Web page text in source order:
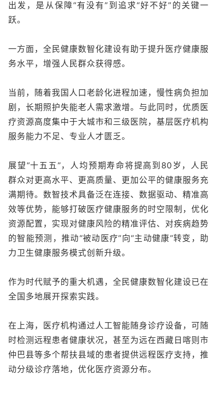
出发，是从保障“有没有”到追求“好不好”的关键一
跃。
一方面，全民健康数智化建设有助于提升医疗健康服
务水平，增强人民群众获得感。
当前，随着我国人口老龄化进程加速，慢性病负担加
剧，长期照护失能老人需求激增。与此同时，优质医
疗资源高度集中于大城市和三级医院，基层医疗机构
服务能力不足、专业人才匮乏。
展望“十五五”，人均预期寿命将提高到80岁，人民
群众对更高水平、更高质量、更加公平的健康服务充
满期待。数智技术具备泛在连接、数据驱动、精准高
效等优势，能够打破医疗健康服务的时空限制，优化
资源配置，实现对健康风险的精准评估、对疾病趋势
的智能预测，推动“被动医疗”向“主动健康”转变，助
力卫生健康服务模式创新升级。
作为时代赋予的重大机遇，全民健康数智化建设已在
全国多地展开探索实践。
在上海，医疗机构通过人工智能随身诊疗设备，可随
时检测远程患者健康状况，甚至为远在西藏日喀则市
仲巴县等多个帮扶县域的患者提供远程医疗支持，推
动分级诊疗落地，优化医疗资源分布。